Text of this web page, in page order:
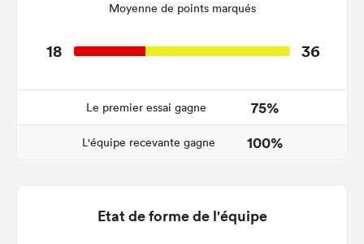
Moyenne de points marqués
18 36
Le premier essai gagne 75%
L'équipe recevante gagne 100%
Etat de forme de l'équipe